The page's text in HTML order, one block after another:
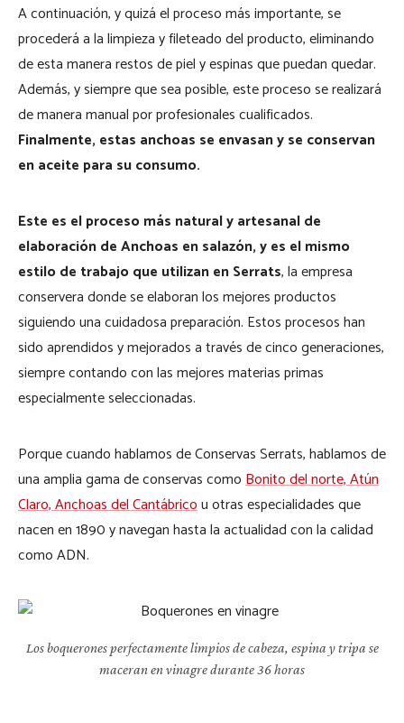
A continuación, y quizá el proceso más importante, se
procederá a la limpieza y fileteado del producto, eliminando
de esta manera restos de piel y espinas que puedan quedar.
Además, y siempre que sea posible, este proceso se realizará
de manera manual por profesionales cualificados.
Finalmente, estas anchoas se envasan y se conservan
en aceite para su consumo.
Este es el proceso más natural y artesanal de
elaboración de Anchoas en salazón, y es el mismo
estilo de trabajo que utilizan en Serrats, la empresa
conservera donde se elaboran los mejores productos
siguiendo una cuidadosa preparación. Estos procesos han
sido aprendidos y mejorados a través de cinco generaciones,
siempre contando con las mejores materias primas
especialmente seleccionadas.
Porque cuando hablamos de Conservas Serrats, hablamos de
una amplia gama de conservas comoBonito del norte, Atún
Claro, Anchoas del Cantábricou otras especialidades que
nacen en 1890 y navegan hasta la actualidad con la calidad
como ADN.
Los boquerones perfectamente limpios de cabeza, espina y tripa se
maceran en vinagre durante 36 horas